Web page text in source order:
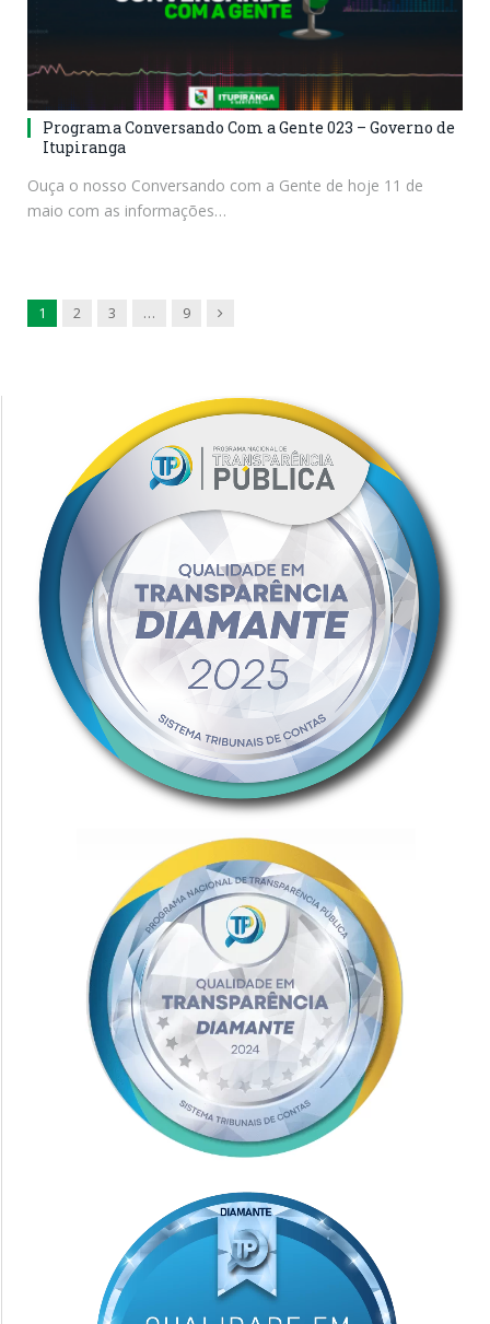
Programa Conversando Com a Gente 023 – Governo de
Itupiranga
Ouça o nosso Conversando com a Gente de hoje 11 de
maio com as informações…
1 2 3 … 9 Next